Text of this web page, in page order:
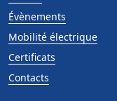
Évènements
Mobilité électrique
Certificats
Contacts